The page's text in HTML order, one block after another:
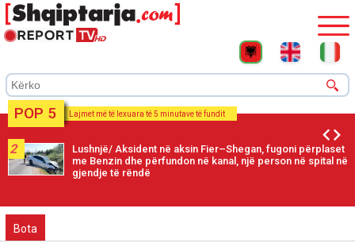
POP 5 Lajmet më të lexuara të 5 minutave të fundit
2
Lushnjë/ Aksident në aksin Fier–Shegan, fugoni përplaset
me Benzin dhe përfundon në kanal, një person në spital në
gjendje të rëndë
Bota